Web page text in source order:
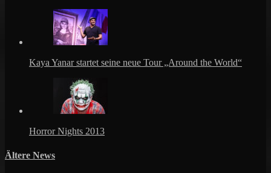
Kaya Yanar startet seine neue Tour „Around the World“
Horror Nights 2013
Ältere News